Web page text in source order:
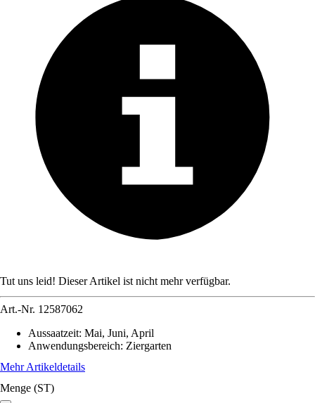
Tut uns leid! Dieser Artikel ist nicht mehr verfügbar.
Art.-Nr. 12587062
Aussaatzeit: Mai, Juni, April
Anwendungsbereich: Ziergarten
Mehr Artikeldetails
Menge (ST)